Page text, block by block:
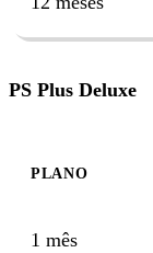
PS Plus Deluxe
PLANO
1 mês